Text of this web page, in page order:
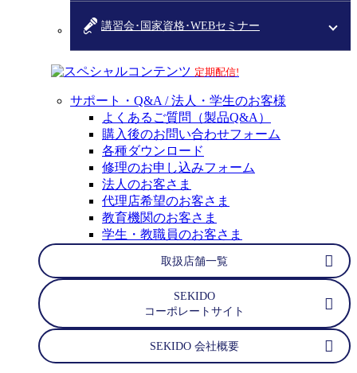
講習会･国家資格･WEBセミナー
スペシャルコンテンツ 定期配信!
サポート・Q&A / 法人・学生のお客様
よくあるご質問（製品Q&A）
購入後のお問い合わせフォーム
各種ダウンロード
修理のお申し込みフォーム
法人のお客さま
代理店希望のお客さま
教育機関のお客さま
学生・教職員のお客さま
取扱店舗一覧
SEKIDO
コーポレートサイト
SEKIDO 会社概要